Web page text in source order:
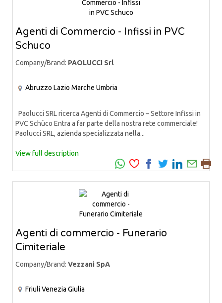
Agenti di Commercio - Infissi in PVC
Schuco
Company/Brand: PAOLUCCI Srl
Abruzzo Lazio Marche Umbria
Paolucci SRL ricerca Agenti di Commercio – Settore Infissi in
PVC Schüco Entra a far parte della nostra rete commerciale!
Paolucci SRL, azienda specializzata nella...
View full description
Agenti di commercio - Funerario
Cimiteriale
Company/Brand: Vezzani SpA
Friuli Venezia Giulia